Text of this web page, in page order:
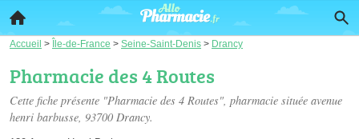
Accueil > Île-de-France > Seine-Saint-Denis > Drancy
Pharmacie des 4 Routes
Cette fiche présente "Pharmacie des 4 Routes", pharmacie située avenue
henri barbusse, 93700 Drancy.